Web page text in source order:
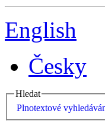
English
Česky
Hledat
Plnotextové